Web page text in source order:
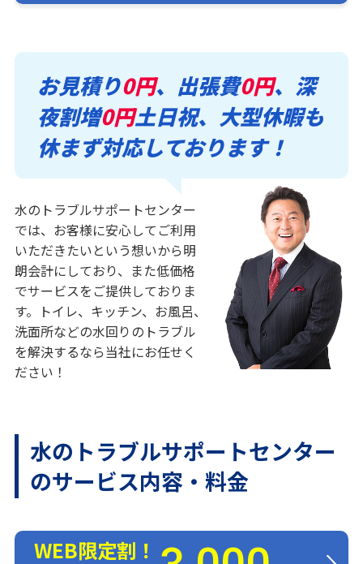
お見積り0円、出張費0円、深
夜割増0円土日祝、大型休暇も
休まず対応しております！
水のトラブルサポートセンター
では、お客様に安心してご利用
いただきたいという想いから明
朗会計にしており、また低価格
でサービスをご提供しておりま
す。トイレ、キッチン、お風呂、
洗面所などの水回りのトラブル
を解決するなら当社にお任せく
ださい！
水のトラブルサポートセンター
のサービス内容・料金
WEB限定割！